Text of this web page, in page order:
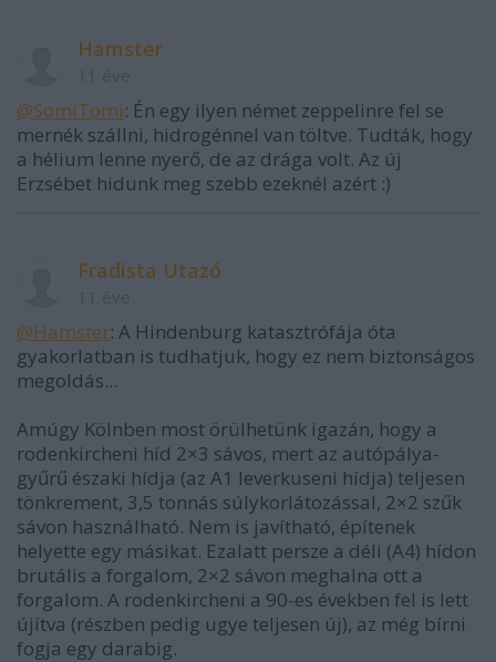
Hamster
@SomiTomi: Én egy ilyen német zeppelinre fel se
mernék szállni, hidrogénnel van töltve. Tudták, hogy
a hélium lenne nyerő, de az drága volt. Az új
Erzsébet hidunk meg szebb ezeknél azért :)
Fradista Utazó
@Hamster: A Hindenburg katasztrófája óta
gyakorlatban is tudhatjuk, hogy ez nem biztonságos
megoldás...
Amúgy Kölnben most örülhetünk igazán, hogy a
rodenkircheni híd 2×3 sávos, mert az autópálya-
gyűrű északi hídja (az A1 leverkuseni hídja) teljesen
tönkrement, 3,5 tonnás súlykorlátozással, 2×2 szűk
sávon használható. Nem is javítható, építenek
helyette egy másikat. Ezalatt persze a déli (A4) hídon
brutális a forgalom, 2×2 sávon meghalna ott a
forgalom. A rodenkircheni a 90-es években fel is lett
újítva (részben pedig ugye teljesen új), az még bírni
fogja egy darabig.